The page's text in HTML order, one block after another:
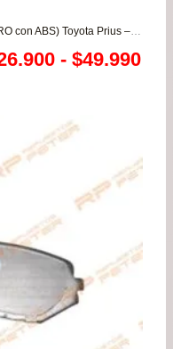
Rodamiento de rueda maza (DELANTERO con ABS) Toyota Prius – Urban Cruiser – Yaris 1.3/1.5 desde 2006 a 2015
- $49.990